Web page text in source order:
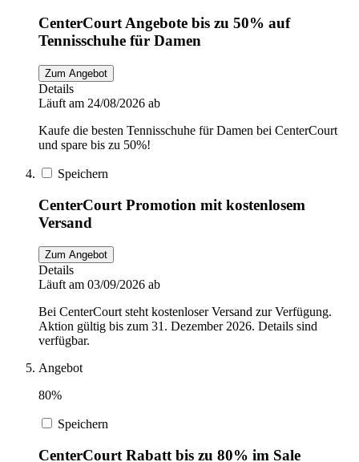
CenterCourt Angebote bis zu 50% auf
Tennisschuhe für Damen
Zum Angebot
Details
Läuft am 24/08/2026 ab
Kaufe die besten Tennisschuhe für Damen bei CenterCourt
und spare bis zu 50%!
Speichern
CenterCourt Promotion mit kostenlosem
Versand
Zum Angebot
Details
Läuft am 03/09/2026 ab
Bei CenterCourt steht kostenloser Versand zur Verfügung.
Aktion gültig bis zum 31. Dezember 2026. Details sind
verfügbar.
Angebot
80%
Speichern
CenterCourt Rabatt bis zu 80% im Sale